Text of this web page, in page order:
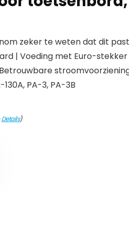
zeker te weten dat dit
| Voeding met Euro-
PA-3, PA-3B
Details)